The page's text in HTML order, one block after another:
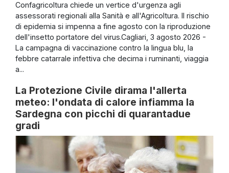
Confagricoltura chiede un vertice d'urgenza agli
assessorati regionali alla Sanità e all'Agricoltura. Il rischio
di epidemia si impenna a fine agosto con la riproduzione
dell'insetto portatore del virus.Cagliari, 3 agosto 2026 -
La campagna di vaccinazione contro la lingua blu, la
febbre catarrale infettiva che decima i ruminanti, viaggia
a...
La Protezione Civile dirama l'allerta
meteo: l'ondata di calore infiamma la
Sardegna con picchi di quarantadue
gradi